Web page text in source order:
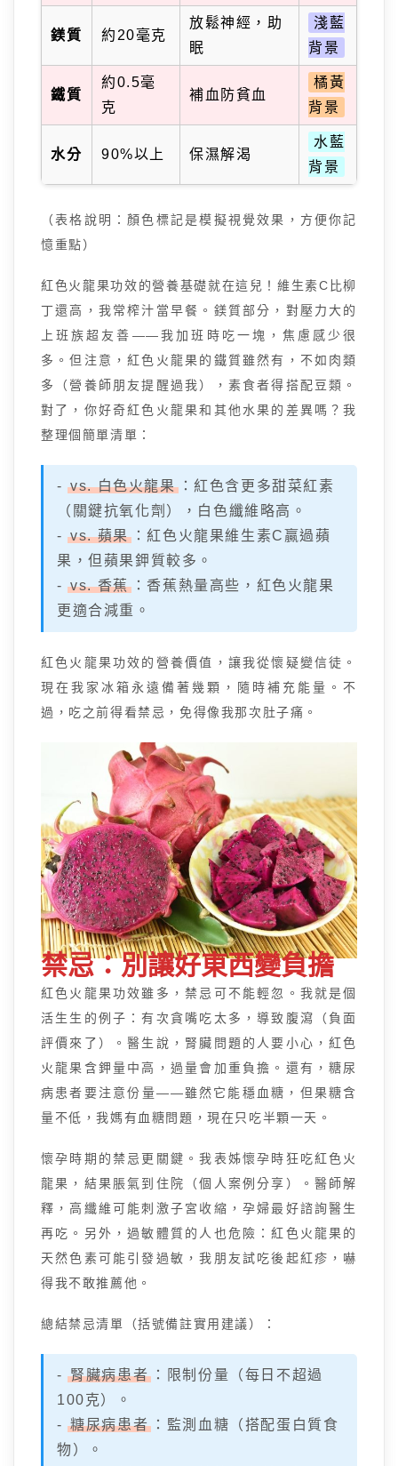
鎂質 約20毫克
放鬆神經，助
眠
淺藍
背景
鐵質
約0.5毫
克
補血防貧血
橘黃
背景
水分 90%以上 保濕解渴
水藍
背景
（表格說明：顏色標記是模擬視覺效果，方便你記
憶重點）
紅色火龍果功效的營養基礎就在這兒！維生素C比柳
丁還高，我常榨汁當早餐。鎂質部分，對壓力大的
上班族超友善——我加班時吃一塊，焦慮感少很
多。但注意，紅色火龍果的鐵質雖然有，不如肉類
多（營養師朋友提醒過我），素食者得搭配豆類。
對了，你好奇紅色火龍果和其他水果的差異嗎？我
整理個簡單清單：
-vs. 白色火龍果：紅色含更多甜菜紅素
（關鍵抗氧化劑），白色纖維略高。
-vs. 蘋果：紅色火龍果維生素C贏過蘋
果，但蘋果鉀質較多。
-vs. 香蕉：香蕉熱量高些，紅色火龍果
更適合減重。
紅色火龍果功效的營養價值，讓我從懷疑變信徒。
現在我家冰箱永遠備著幾顆，隨時補充能量。不
過，吃之前得看禁忌，免得像我那次肚子痛。
禁忌：別讓好東西變負擔
紅色火龍果功效雖多，禁忌可不能輕忽。我就是個
活生生的例子：有次貪嘴吃太多，導致腹瀉（負面
評價來了）。醫生說，腎臟問題的人要小心，紅色
火龍果含鉀量中高，過量會加重負擔。還有，糖尿
病患者要注意份量——雖然它能穩血糖，但果糖含
量不低，我媽有血糖問題，現在只吃半顆一天。
懷孕時期的禁忌更關鍵。我表姊懷孕時狂吃紅色火
龍果，結果脹氣到住院（個人案例分享）。醫師解
釋，高纖維可能刺激子宮收縮，孕婦最好諮詢醫生
再吃。另外，過敏體質的人也危險：紅色火龍果的
天然色素可能引發過敏，我朋友試吃後起紅疹，嚇
得我不敢推薦他。
總結禁忌清單（括號備註實用建議）：
-腎臟病患者 ：限制份量（每日不超過
100克）。
-糖尿病患者 ：監測血糖（搭配蛋白質食
物）。